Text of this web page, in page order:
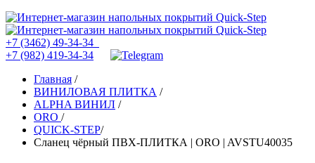
+7 (3462) 49-34-34
+7 (982) 419-34-34
Главная /
ВИНИЛОВАЯ ПЛИТКА /
ALPHA ВИНИЛ /
ORO /
QUICK-STEP/
Сланец чёрный ПВХ-ПЛИТКА | ORO | AVSTU40035